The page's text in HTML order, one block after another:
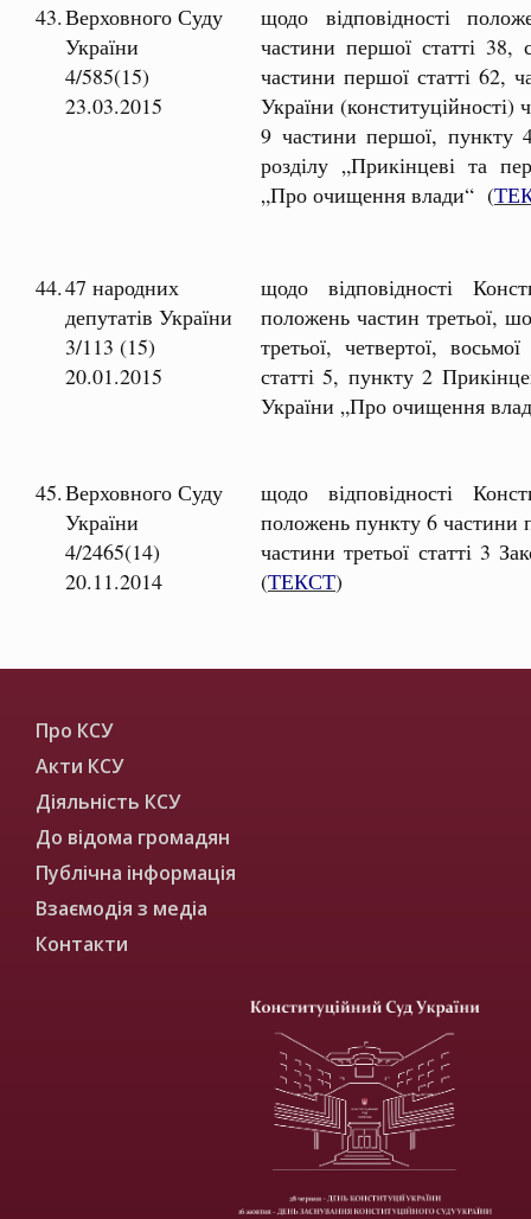
43.Верховного Суду
України
4/585(15)
23.03.2015
щодо відповідності
частини першої статті 38,
частини першої статті 62,
України (конституційності)
9 частини першої, пункту
розділу „Прикінцеві та
„Про очищення влади“ (
44.47 народних
депутатів України
3/113 (15)
20.01.2015
щодо відповідності
положень частин третьої,
третьої, четвертої,
статті 5, пункту 2
України „Про очищення
45.Верховного Суду
України
4/2465(14)
20.11.2014
щодо відповідності
положень пункту 6 частини
частини третьої статті 3
(ТЕКСТ)
Про КСУ
Акти КСУ
Діяльність КСУ
До відома громадян
Публічна інформація
Взаємодія з медіа
Контакти